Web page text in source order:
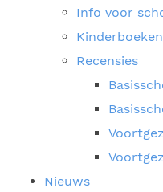
Info voor
Recensies
Nieuws